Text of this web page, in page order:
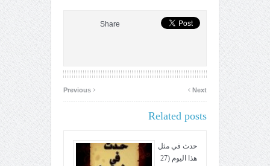
Share
‹ Next
›
Related posts
حدث في مثل
هذا اليوم (27